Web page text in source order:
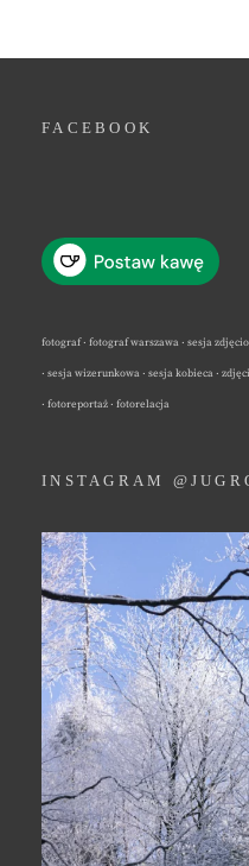
FACEBOOK
fotograf · fotograf warszawa · sesja
· sesja wizerunkowa · sesja kobieca ·
· fotoreportaż · fotorelacja
INSTAGRAM